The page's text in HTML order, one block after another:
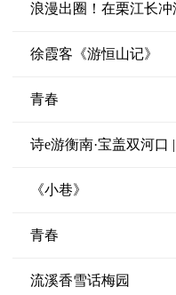
浪漫出圈！在栗江长
徐霞客《游恒山记》
青春
诗e游衡南·宝盖双河
《小巷》
青春
流溪香雪话梅园